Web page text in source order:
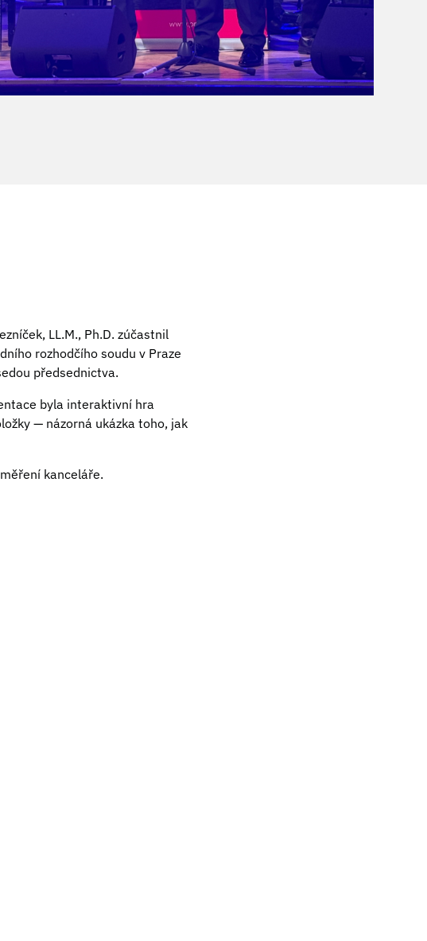
LL.M., Ph.D. zúčastnil
rozhodčího soudu v Praze
předsednictva.
byla interaktivní hra
— názorná ukázka toho, jak
kanceláře.